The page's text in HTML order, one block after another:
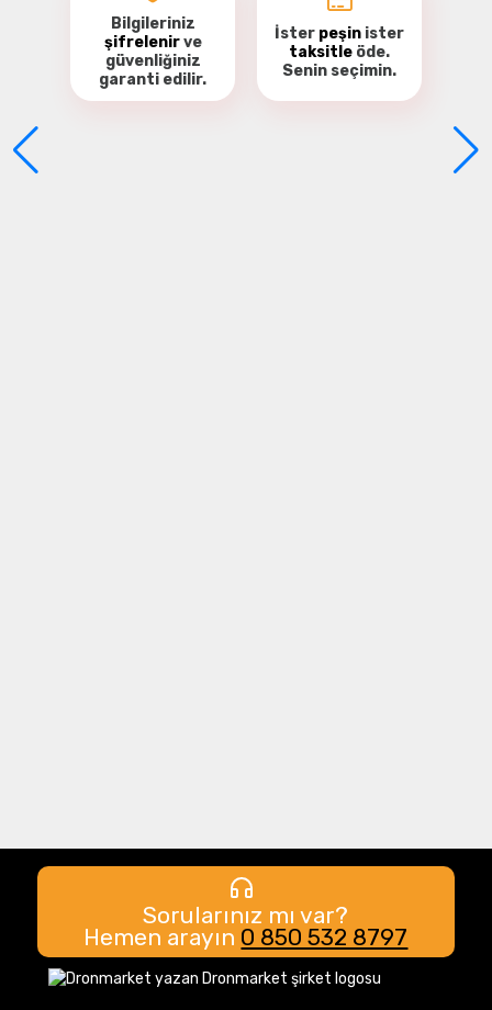
Bilgileriniz
şifrelenirve
güvenliğiniz
garanti edilir.
İster peşin ister
taksitle öde.
Senin seçimin.
Sorularınız mı var?
Hemen arayın 0 850 532 8797